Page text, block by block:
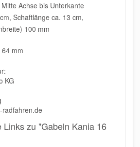
Achse bis Unterkante
Schaftlänge ca. 13 cm,
100 mm
mm
KG
radfahren.de
Links zu "Gabeln Kania 16